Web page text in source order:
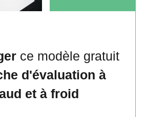
ce modèle gratuit
d'évaluation à
et à froid